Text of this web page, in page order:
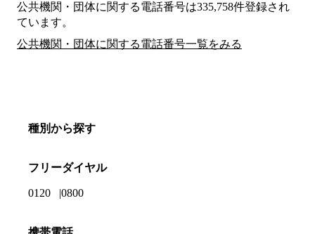
公共機関・団体に関する電話番号は335,758件登録され
ています。
公共機関・団体に関する電話番号一覧をみる
種別から探す
フリーダイヤル
0120 0800